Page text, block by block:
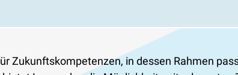
Zukunftskompetenzen, in dessen Rahmen